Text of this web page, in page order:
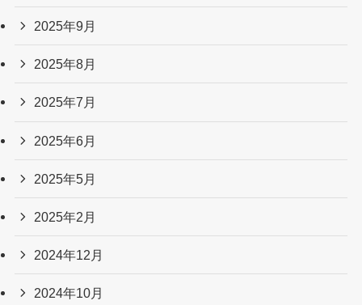
2025年9月
2025年8月
2025年7月
2025年6月
2025年5月
2025年2月
2024年12月
2024年10月